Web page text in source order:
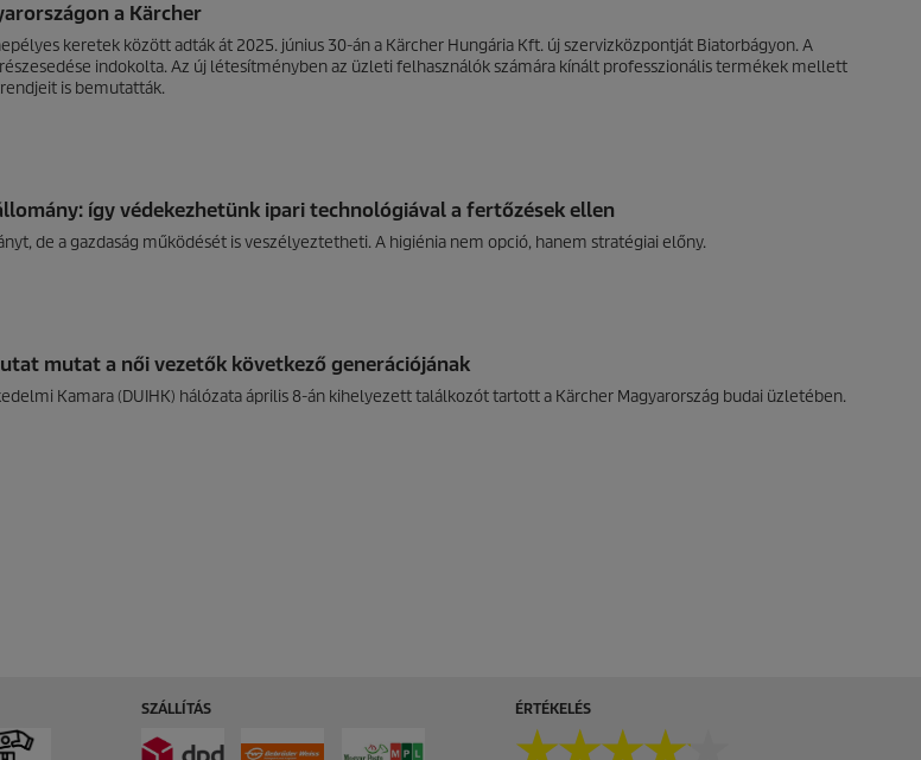
a Kärcher
keretek között adták át 2025. június 30-án a Kärcher Hungária Kft. új szervizközpontját Biatorbágyon. A
indokolta. Az új létesítményben az üzleti felhasználók számára kínált professzionális termékek mellett
is bemutatták.
így védekezhetünk ipari technológiával a fertőzések ellen
de a gazdaság működését is veszélyeztetheti. A higiénia nem opció, hanem stratégiai előny.
mutat a női vezetők következő generációjának
Kamara (DUIHK) hálózata április 8-án kihelyezett találkozót tartott a Kärcher Magyarország budai üzletében.
SZÁLLÍTÁS ÉRTÉKELÉS